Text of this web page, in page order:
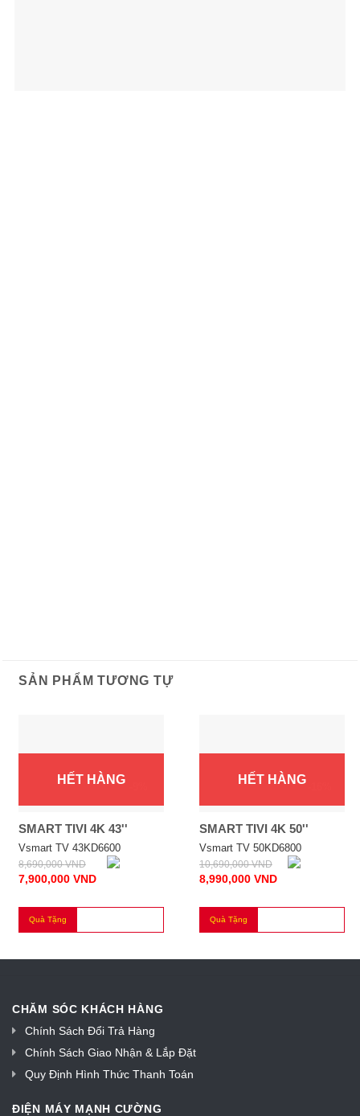
SẢN PHẨM TƯƠNG TỰ
HẾT HÀNG
SMART TIVI 4K 43''
Vsmart TV 43KD6600
8,690,000VND
7,900,000 VND
Quà Tặng
HẾT HÀNG
SMART TIVI 4K 50''
Vsmart TV 50KD6800
10,690,000VND
8,990,000 VND
Quà Tặng
CHĂM SÓC KHÁCH HÀNG
Chính Sách Đổi Trả Hàng
Chính Sách Giao Nhận & Lắp Đặt
Quy Định Hình Thức Thanh Toán
ĐIỆN MÁY MẠNH CƯỜNG